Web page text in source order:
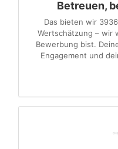
Betreuen,
Das bieten wir
Wertschätzung – wir
Bewerbung bist.
Engagement und